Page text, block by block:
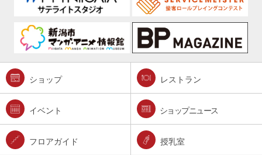
ショップ レストラン
イベント ショップニュース
フロアガイド 授乳室